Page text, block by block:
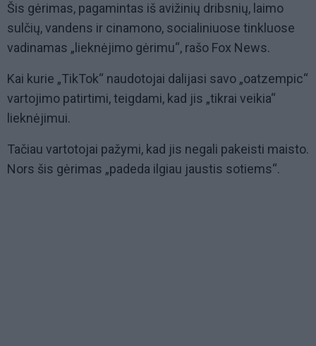
Šis gėrimas, pagamintas iš avižinių dribsnių, laimo
sulčių, vandens ir cinamono, socialiniuose tinkluose
vadinamas „lieknėjimo gėrimu“, rašo Fox News.
Kai kurie „TikTok“ naudotojai dalijasi savo „oatzempic“
vartojimo patirtimi, teigdami, kad jis „tikrai veikia“
lieknėjimui.
Tačiau vartotojai pažymi, kad jis negali pakeisti maisto.
Nors šis gėrimas „padeda ilgiau jaustis sotiems“.